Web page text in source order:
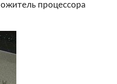
процессора